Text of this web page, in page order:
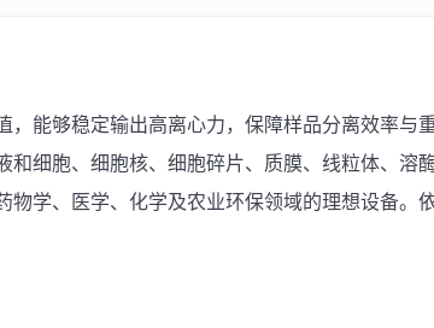
能够稳定输出高离心力，保障样品分离效率与
细胞、细胞核、细胞碎片、质膜、线粒体、溶
学、医学、化学及农业环保领域的理想设备。